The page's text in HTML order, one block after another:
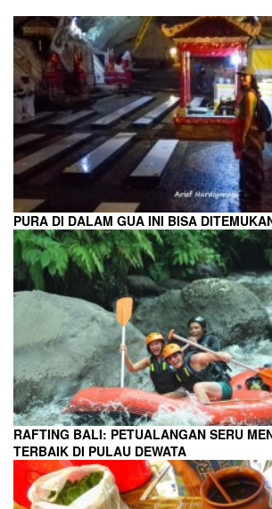
PURA DI DALAM GUA INI BISA
RAFTING BALI: PETUALANGAN SERU
TERBAIK DI PULAU DEWATA